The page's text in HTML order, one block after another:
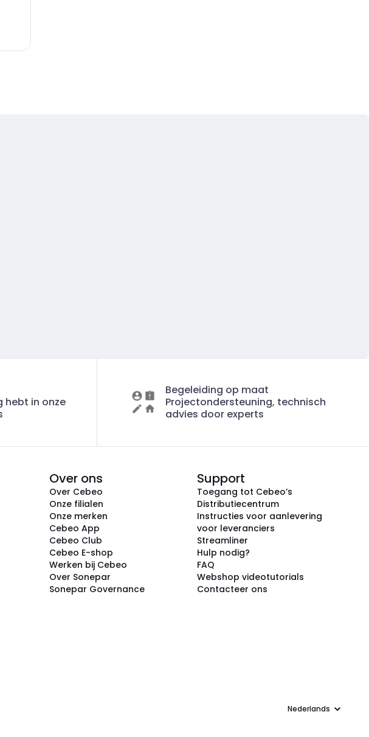
hebt in onze
Begeleiding op maat
Projectondersteuning, technisch
advies door experts
Over ons
Over Cebeo
Onze filialen
Onze merken
Cebeo App
Cebeo Club
Cebeo E-shop
Werken bij Cebeo
Over Sonepar
Sonepar Governance
Support
Toegang tot Cebeo’s
Distributiecentrum
Instructies voor aanlevering
voor leveranciers
Streamliner
Hulp nodig?
FAQ
Webshop videotutorials
Contacteer ons
Taal